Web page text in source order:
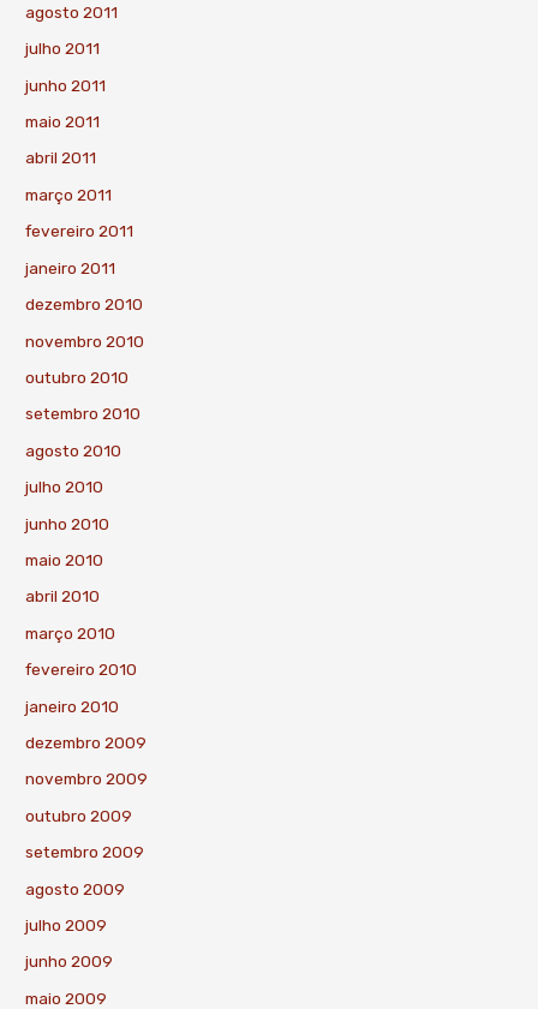
agosto 2011
julho 2011
junho 2011
maio 2011
abril 2011
março 2011
fevereiro 2011
janeiro 2011
dezembro 2010
novembro 2010
outubro 2010
setembro 2010
agosto 2010
julho 2010
junho 2010
maio 2010
abril 2010
março 2010
fevereiro 2010
janeiro 2010
dezembro 2009
novembro 2009
outubro 2009
setembro 2009
agosto 2009
julho 2009
junho 2009
maio 2009